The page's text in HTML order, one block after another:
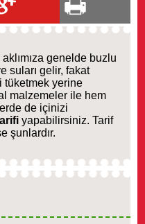
genelde buzlu
suları gelir, fakat
tüketmek yerine
malzemeler ile hem
de içinizi
yapabilirsiniz. Tarif
şunlardır.